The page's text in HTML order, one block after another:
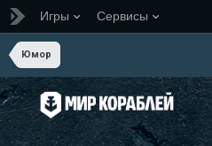
Игры Сервисы
Юмор